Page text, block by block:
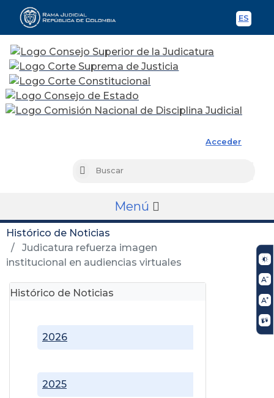
ES
Acceder
Buscar
Menú
Histórico de Noticias
Judicatura refuerza imagen
institucional en audiencias virtuales
Histórico de Noticias
2025
2026